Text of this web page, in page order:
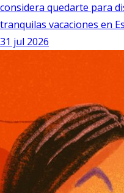
considera quedarte para
tranquilas vacaciones en
31 jul 2026